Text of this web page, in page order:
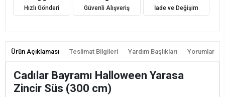
Hızlı Gönderi Güvenli Alışveriş İade ve Değişim
Ürün Açıklaması Teslimat Bilgileri Yardım Başlıkları Yorumlar
Cadılar Bayramı Halloween Yarasa
Zincir Süs (300 cm)